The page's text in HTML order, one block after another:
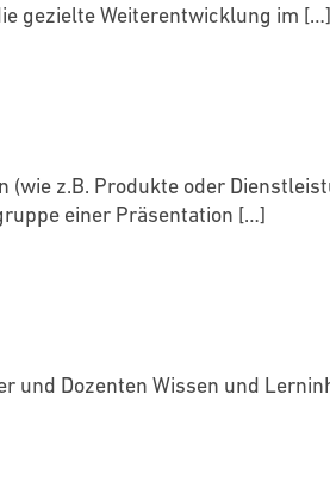
gezielte Weiterentwicklung im […]
z.B. Produkte oder
einer Präsentation […]
und Dozenten Wissen und